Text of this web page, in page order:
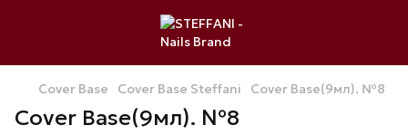
Cover Base Cover Base Steffani Cover Base(9мл). №8
Cover Base(9мл). №8